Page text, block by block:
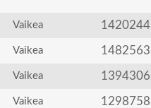
Vaikea 1420244
Vaikea 1482563
Vaikea 1394306
Vaikea 1298758